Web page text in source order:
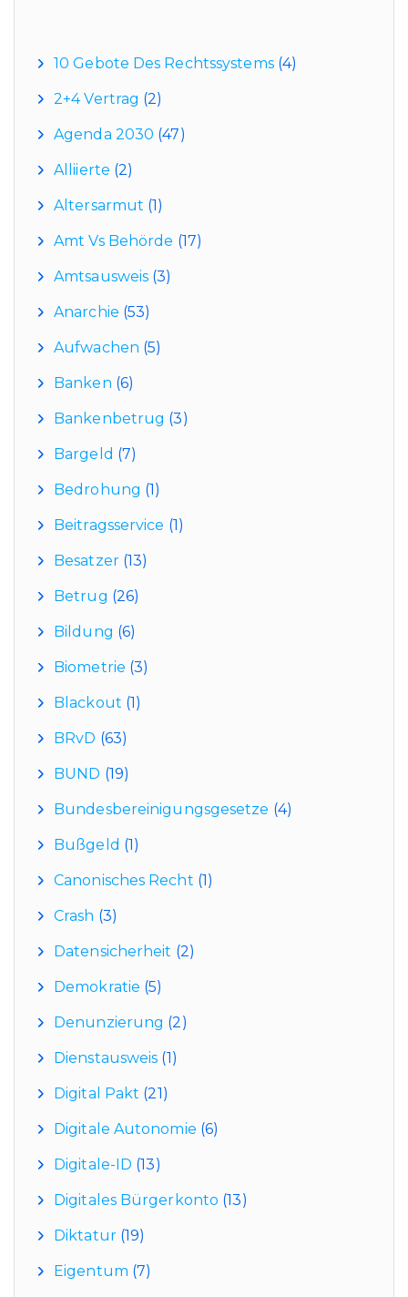
10 Gebote Des Rechtssystems(4)
2+4 Vertrag (2)
Agenda 2030 (47)
Alliierte (2)
Altersarmut (1)
Amt Vs Behörde (17)
Amtsausweis (3)
Anarchie (53)
Aufwachen (5)
Banken (6)
Bankenbetrug (3)
Bargeld (7)
Bedrohung (1)
Beitragsservice (1)
Besatzer(13)
Betrug (26)
Bildung (6)
Biometrie (3)
Blackout (1)
BRvD (63)
BUND (19)
Bundesbereinigungsgesetze (4)
Bußgeld (1)
Canonisches Recht (1)
Crash (3)
Datensicherheit (2)
Demokratie (5)
Denunzierung (2)
Dienstausweis (1)
Digital Pakt (21)
Digitale Autonomie (6)
Digitale-ID (13)
Digitales Bürgerkonto (13)
Diktatur(19)
Eigentum (7)